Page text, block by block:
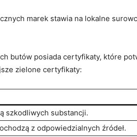
marek stawia na lokalne
butów posiada certyfikaty, które
zielone certyfikaty:
szkodliwych substancji.
z odpowiedzialnych źródeł.